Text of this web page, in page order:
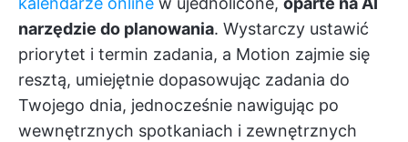
narzędzie do planowania. Wystarczy ustawić
priorytet i termin zadania, a Motion zajmie się
resztą, umiejętnie dopasowując zadania do
Twojego dnia, jednocześnie nawigując po
wewnętrznych spotkaniach i zewnętrznych